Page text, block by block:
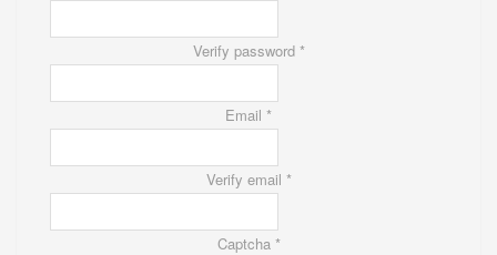
Verify password *
Email *
Verify email *
Captcha *